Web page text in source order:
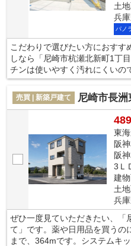
土
兵
パノ
こだわりで選びたい方におすす
しなら「尼崎市杭瀬北新町1丁
チンは使いやすく汚れにくいの
件です。室内環境まで左右する
おります。尼崎市の阪神本線
らしが送れるでしょう。この
売買 | 新築戸建て 尼崎市長
東
阪
阪
3Ｌ
建
土
兵
ぜひ一度見ていただきたい、「
て」です。薬や日用品を買うの
まで、364mです。システムキ